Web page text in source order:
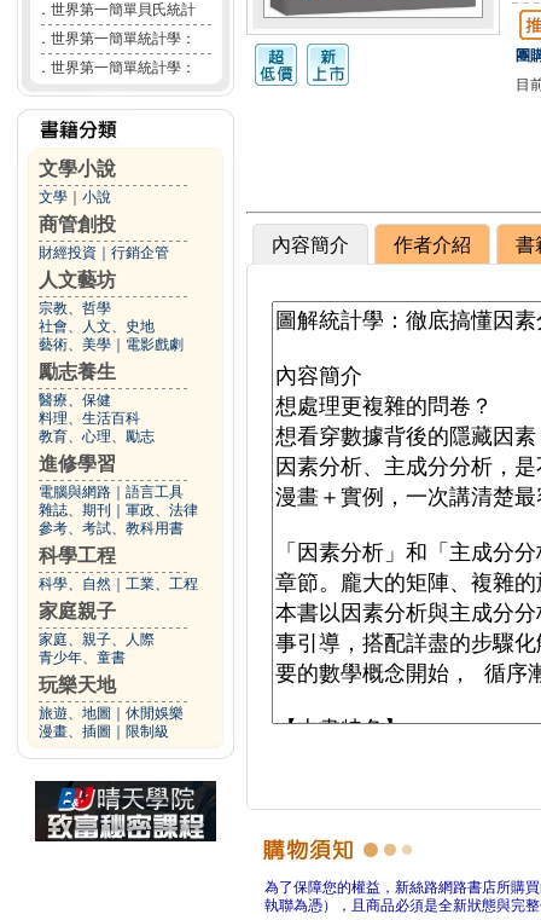
． 世界第一簡單貝氏統計
． 世界第一簡單統計學：
． 世界第一簡單統計學：
文學小說
文學 小說
商管創投
財經投資 行銷企管
人文藝坊
宗教、哲學
社會、人文、史地
藝術、美學
電影戲劇
勵志養生
醫療、保健
料理、生活百科
教育、心理、勵志
進修學習
電腦與網路
語言工具
雜誌、期刊
軍政、法律
參考、考試、教科用書
科學工程
科學、自然 工業、工程
家庭親子
家庭、親子、人際
青少年、童書
玩樂天地
旅遊、地圖
休閒娛樂
漫畫、插圖
限制級
團
目
內容簡介 作者介紹 書
為了保障您的權益，新絲路網路書店所購
執聯為憑），且商品必須是全新狀態與完